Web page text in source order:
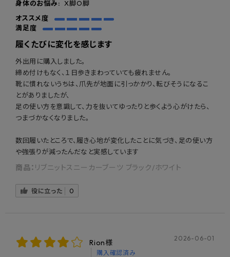
Point.01
かかと着地を強化する
「かかとホルダー」搭載
身体のお悩み:
X脚O脚
オススメ度
満足度
履くたびに変化を感じます
外出用に購入しました。
締め付けもなく、１日歩きまわっていても疲れません。
靴に慣れないうちは、爪先が地面に引っかかり、転びそうになるこ
とがありましたが、
足の使い方を意識して、力を抜いてゆったりと歩くよう心がけたら、
つまづかなくなりました。
数回履いたところで、履き心地が変化したことに気づき、足の使い方
や強張りが減ったんだなと実感しています
商品： リブニットスニーカーブーツ ブラック/ホワイト
役に立った 0
Rion様
購入確認済み
2026-06-01